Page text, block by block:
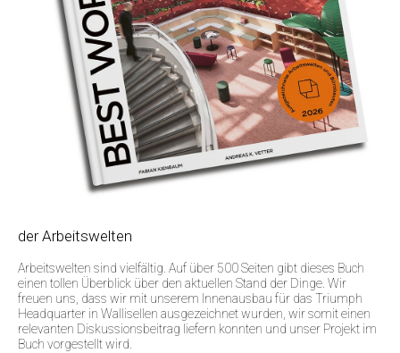
der Arbeitswelten
Arbeitswelten sind vielfältig. Auf über 500 Seiten gibt dieses Buch
einen tollen Überblick über den aktuellen Stand der Dinge. Wir
freuen uns, dass wir mit unserem Innenausbau für das Triumph
Headquarter in Wallisellen ausgezeichnet wurden, wir somit einen
relevanten Diskussionsbeitrag liefern konnten und unser Projekt im
Buch vorgestellt wird.